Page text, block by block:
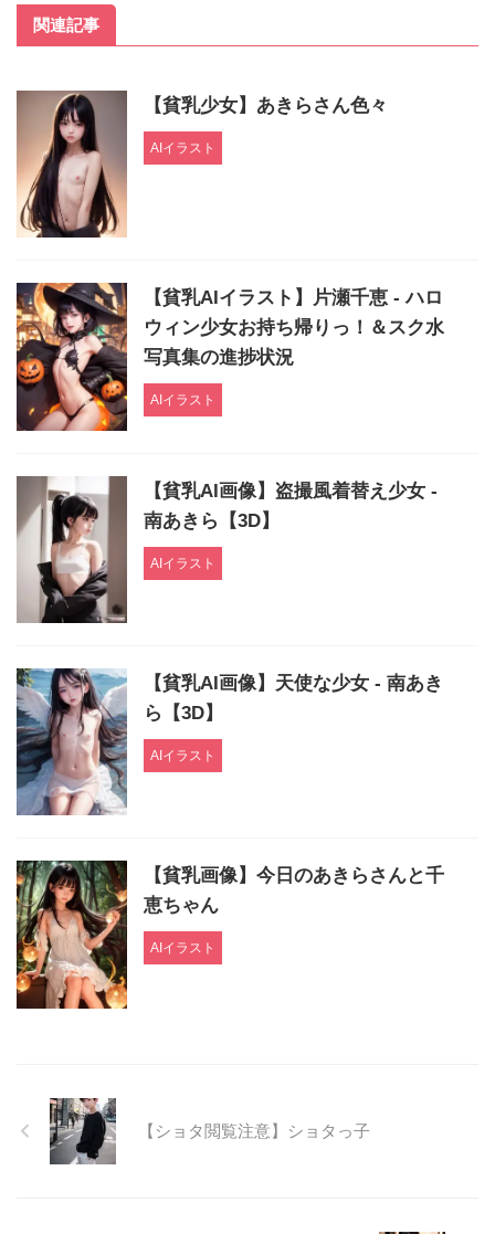
関連記事
【貧乳少女】あきらさん色々
AIイラスト
【貧乳AIイラスト】片瀬千恵 - ハロ
ウィン少女お持ち帰りっ！＆スク水
写真集の進捗状況
AIイラスト
【貧乳AI画像】盗撮風着替え少女 -
南あきら【3D】
AIイラスト
【貧乳AI画像】天使な少女 - 南あき
ら【3D】
AIイラスト
【貧乳画像】今日のあきらさんと千
恵ちゃん
AIイラスト
【ショタ閲覧注意】ショタっ子